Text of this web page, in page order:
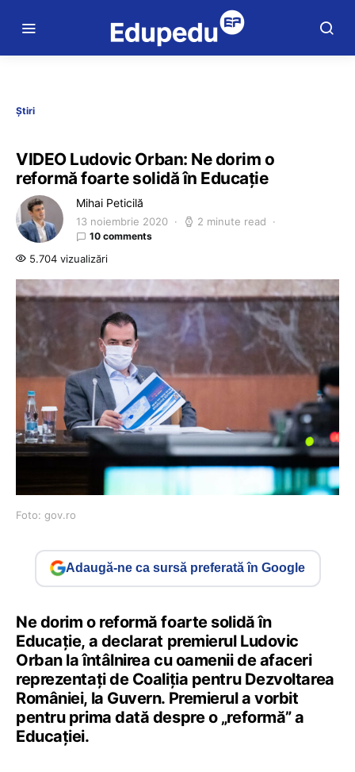
Știri
VIDEO Ludovic Orban: Ne dorim o
reformă foarte solidă în Educație
Mihai Peticilă
13 noiembrie 2020 2 minute read
10 comments
5.704 vizualizări
Foto: gov.ro
Adaugă-ne ca sursă preferată în Google
Ne dorim o reformă foarte solidă în
Educație, a declarat premierul Ludovic
Orban la întâlnirea cu oamenii de afaceri
reprezentați de Coaliția pentru Dezvoltarea
României, la Guvern. Premierul a vorbit
pentru prima dată despre o „reformă” a
Educației.